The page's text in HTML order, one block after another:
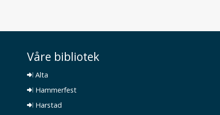
Våre bibliotek
Alta
Hammerfest
Harstad